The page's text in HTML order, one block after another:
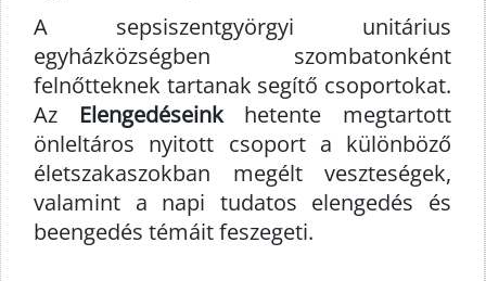
A sepsiszentgyörgyi unitárius
egyházközségben szombatonként
felnőtteknek tartanak segítő csoportokat.
Az Elengedéseinkhetente megtartott
önleltáros nyitott csoport a különböző
életszakaszokban megélt veszteségek,
valamint a napi tudatos elengedés és
beengedés témáit feszegeti.